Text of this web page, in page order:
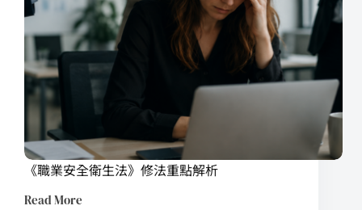
《職業安全衛生法》修法重點解析
Read More